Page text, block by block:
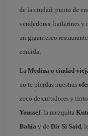
de la ciudad, punto de
vendedores, bailarines y
un gigantesco
comida.
La Medina o ciudad
no te pierdas nuestras
zoco de curtidores y
Youssef, la mezquita
Bahía y de Dir Si Said,